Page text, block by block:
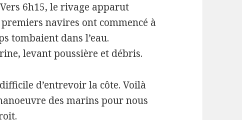
6h15, le rivage apparut
navires ont commencé à
tombaient dans l’eau.
levant poussière et débris.
d’entrevoir la côte. Voilà
des marins pour nous